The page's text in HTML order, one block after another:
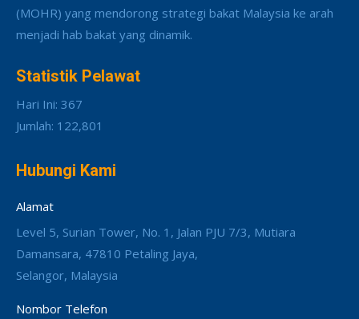
(MOHR) yang mendorong strategi bakat Malaysia ke arah
menjadi hab bakat yang dinamik.
Statistik Pelawat
Hari Ini: 367
Jumlah: 122,801
Hubungi Kami
Alamat
Level 5, Surian Tower, No. 1, Jalan PJU 7/3, Mutiara
Damansara, 47810 Petaling Jaya,
Selangor, Malaysia
Nombor Telefon